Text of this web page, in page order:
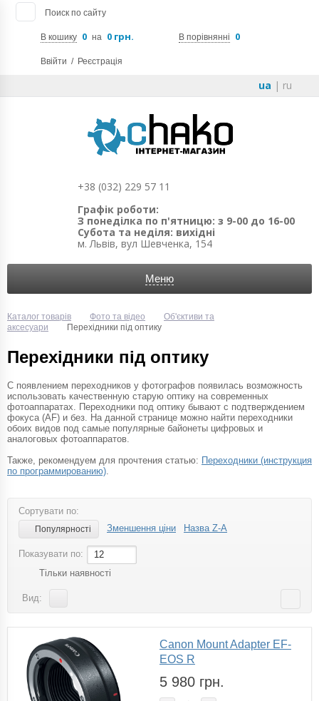
Поиск по сайту
В кошику 0 на 0 грн. В порівнянні 0
Ввійти / Реєстрація
ua | ru
+38 (032) 229 57 11
Графік роботи:
З понеділка по п'ятницю: з 9-00 до 16-00
Субота та неділя: вихідні
м. Львів, вул Шевченка, 154
Меню
Каталог товарів Фото та відео
Об'єктиви та
аксесуари
Перехідники під оптику
Перехідники під оптику
С появлением переходников у фотографов появилась возможность
использовать качественную старую оптику на современных
фотоаппаратах. Переходники под оптику бывают с подтверждением
фокуса (AF) и без. На данной странице можно найти переходники
обоих видов под самые популярные байонеты цифровых и
аналоговых фотоаппаратов.
Также, рекомендуем для прочтения статью: Переходники (инструкция
по программированию).
Сортувати по:
Популярності Зменшення ціни Назва Z-A
Показувати по:
12
Тільки наявності
Вид:
Canon Mount Adapter EF-
EOS R
5 980 грн.